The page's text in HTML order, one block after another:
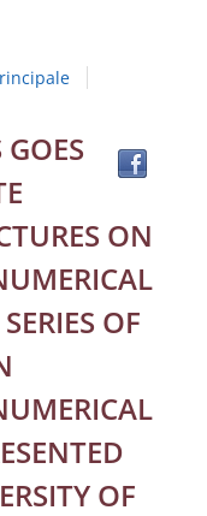
Campania
"Luigi
Vanvitelli"
ON
OF
OF